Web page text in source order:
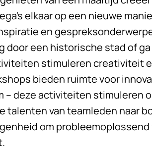
elkaar op een nieuwe
en
door een historische stad of ga
stimuleren creativiteit
bieden ruimte voor
– deze activiteiten stimuleren
talenten van teamleden naar
om probleemoplossend